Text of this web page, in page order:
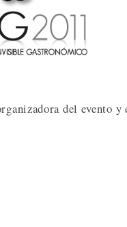
del evento